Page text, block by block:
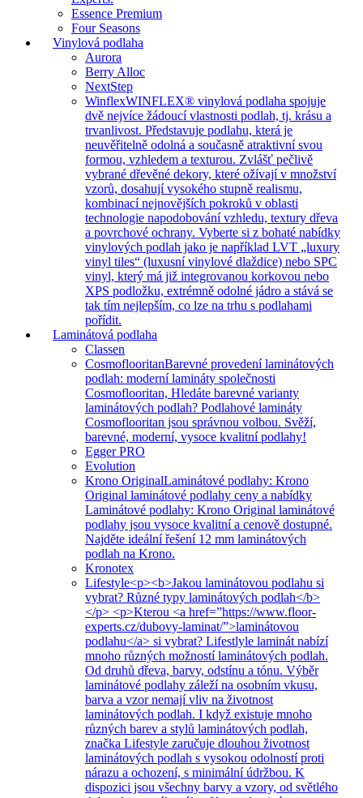
Essence Premium
Four Seasons
Vinylová podlaha
Aurora
Berry Alloc
NextStep
WinflexWINFLEX® vinylová podlaha spojuje
dvě nejvíce žádoucí vlastnosti podlah, tj. krásu a
trvanlivost. Představuje podlahu, která je
neuvěřitelně odolná a současně atraktivní svou
formou, vzhledem a texturou. Zvlášť pečlivě
vybrané dřevěné dekory, které ožívají v množství
vzorů, dosahují vysokého stupně realismu,
kombinací nejnovějších pokroků v oblasti
technologie napodobování vzhledu, textury dřeva
a povrchové ochrany. Vyberte si z bohaté nabídky
vinylových podlah jako je například LVT „luxury
vinyl tiles“ (luxusní vinylové dlaždice) nebo SPC
vinyl, který má již integrovanou korkovou nebo
XPS podložku, extrémně odolné jádro a stává se
tak tím nejlepším, co lze na trhu s podlahami
pořídit.
Laminátová podlaha
Classen
CosmoflooritanBarevné provedení laminátových
podlah: moderní lamináty společnosti
Cosmoflooritan, Hledáte barevné varianty
laminátových podlah? Podlahové lamináty
Cosmoflooritan jsou správnou volbou. Svěží,
barevné, moderní, vysoce kvalitní podlahy!
Egger PRO
Evolution
Krono OriginalLaminátové podlahy: Krono
Original laminátové podlahy ceny a nabídky
Laminátové podlahy: Krono Original laminátové
podlahy jsou vysoce kvalitní a cenově dostupné.
Najděte ideální řešení 12 mm laminátových
podlah na Krono.
Kronotex
Lifestyle<p><b>Jakou laminátovou podlahu si
vybrat? Různé typy laminátových podlah</b>
</p> <p>Kterou <a href=”https://www.floor-
experts.cz/dubovy-laminat/”>laminátovou
podlahu</a> si vybrat? Lifestlyle laminát nabízí
mnoho různých možností laminátových podlah.
Od druhů dřeva, barvy, odstínu a tónu. Výběr
laminátové podlahy záleží na osobním vkusu,
barva a vzor nemají vliv na životnost
laminátových podlah. I když existuje mnoho
různých barev a stylů laminátových podlah,
značka Lifestyle zaručuje dlouhou životnost
laminátových podlah s vysokou odolností proti
nárazu a ochození, s minimální údržbou. K
dispozici jsou všechny barvy a vzory, od světlého